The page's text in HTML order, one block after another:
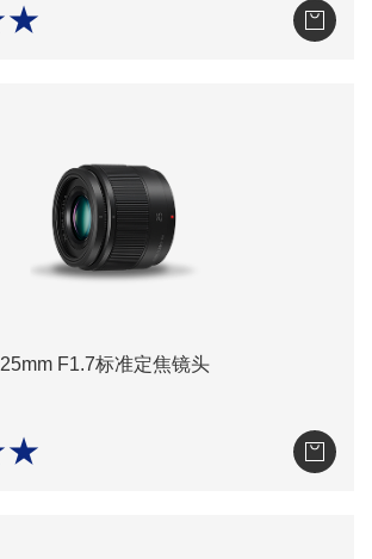
25mm F1.7标准定焦镜头